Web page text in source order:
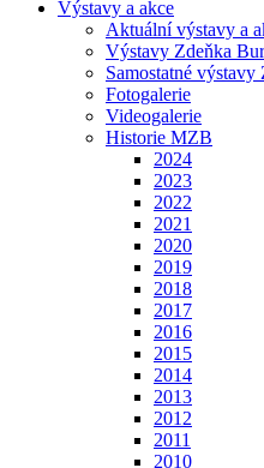
Výstavy a akce
Aktuální výstavy a
Výstavy Zdeňka
Samostatné
Fotogalerie
Videogalerie
Historie MZB
2024
2023
2022
2021
2020
2019
2018
2017
2016
2015
2014
2013
2012
2011
2010